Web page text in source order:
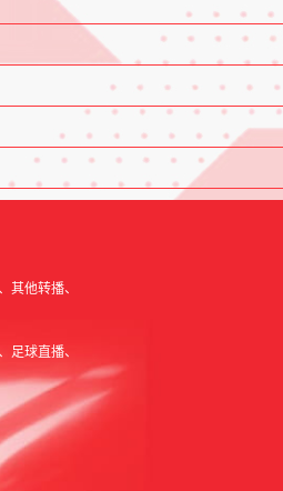
其他转播
足球直播